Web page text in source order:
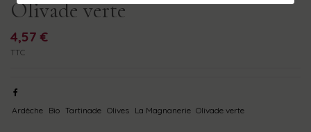
Olivade verte
4,57 €
TTC
Ardèche Bio Tartinade Olives La Magnanerie Olivade verte